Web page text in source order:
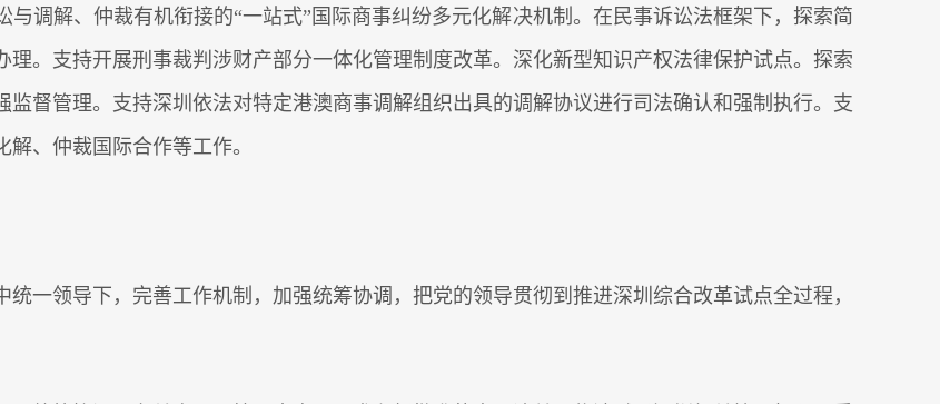
解、仲裁有机衔接的“一站式”国际商事纠纷多元化解决机制。在民事诉讼法框架下，探索简
。支持开展刑事裁判涉财产部分一体化管理制度改革。深化新型知识产权法律保护试点。探索
督管理。支持深圳依法对特定港澳商事调解组织出具的调解协议进行司法确认和强制执行。支
、仲裁国际合作等工作。
领导下，完善工作机制，加强统筹协调，把党的领导贯彻到推进深圳综合改革试点全过程，